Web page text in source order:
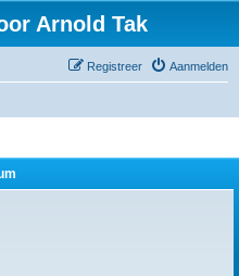
Arnold Tak
Aanmelden
Registreer